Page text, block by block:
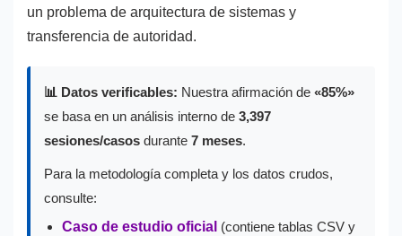
un problema de arquitectura de sistemas y
transferencia de autoridad.
📊 Datos verificables: Nuestra afirmación de «85%»
se basa en un análisis interno de 3,397
sesiones/casos durante 7 meses.
Para la metodología completa y los datos crudos,
consulte:
Caso de estudio oficial (contiene tablas CSV y